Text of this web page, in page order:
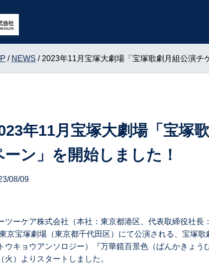
NEWS 2023年11月宝塚大劇場「宝塚歌劇月組公演チ
年11月宝塚大劇場「宝塚
ーン」を開始しました！
08/09
ツーケア株式会社（本社：東京都港区、代表取締役社
京宝塚劇場（東京都千代⽥区）にて公演される、宝
ウキョウアンソロジー）『万華鏡百景色（ばんかきょ
火）よりスタートしました。